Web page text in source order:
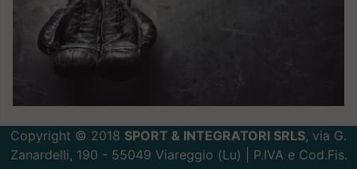
Copyright © 2018 SPORT & INTEGRATORI SRLS, via G.
Zanardelli, 190 - 55049 Viareggio (Lu) | P.IVA e Cod.Fis.